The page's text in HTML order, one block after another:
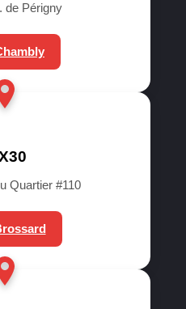
de Périgny
Quartier #110